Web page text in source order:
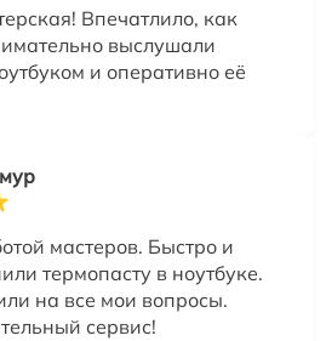
Впечатлило, как
выслушали
и оперативно её
мастеров. Быстро и
термопасту в ноутбуке.
на все мои вопросы.
сервис!